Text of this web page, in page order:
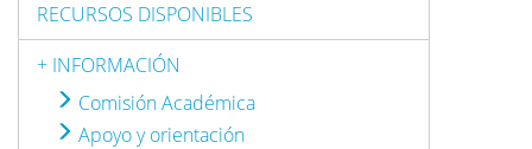
RECURSOS DISPONIBLES
+ INFORMACIÓN
Comisión Académica
Apoyo y orientación